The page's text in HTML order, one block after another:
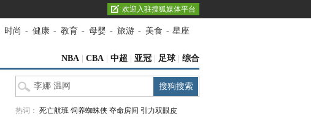
欢迎入驻搜狐媒体平台
时尚 - 健康 - 教育 - 母婴 - 旅游 - 美食 - 星座
NBA CBA 中超 亚冠 足球 综合
热词： 死亡航班 饲养蜘蛛侠 夺命房间 引力双眼皮